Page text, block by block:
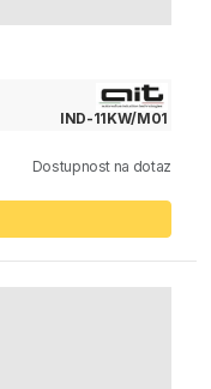
IND-11KW/M01
Dostupnost na dotaz